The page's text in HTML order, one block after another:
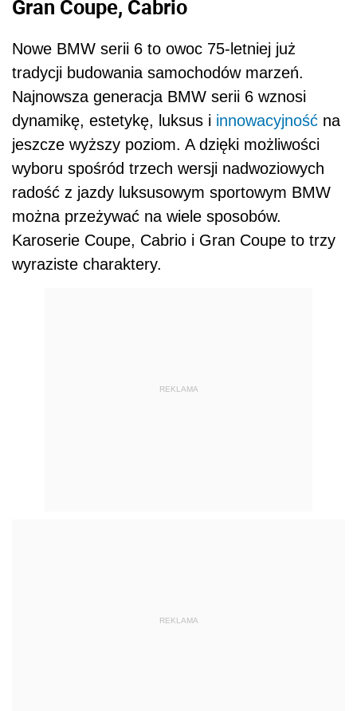
Gran Coupe, Cabrio
Nowe BMW serii 6 to owoc 75-letniej już
tradycji budowania samochodów marzeń.
Najnowsza generacja BMW serii 6 wznosi
dynamikę, estetykę, luksus i innowacyjność na
jeszcze wyższy poziom. A dzięki możliwości
wyboru spośród trzech wersji nadwoziowych
radość z jazdy luksusowym sportowym BMW
można przeżywać na wiele sposobów.
Karoserie Coupe, Cabrio i Gran Coupe to trzy
wyraziste charaktery.
REKLAMA
REKLAMA